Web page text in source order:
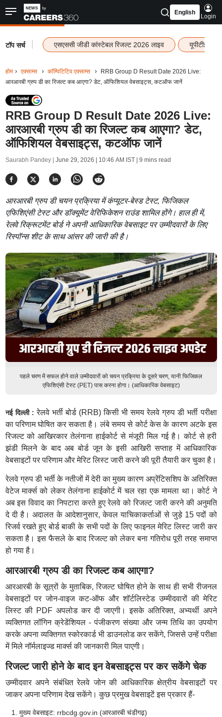
English
Login
टॉप सर्च एसएससी जीडी कांस्टेबल रिजल्ट 2026 लाइव यूपीटीईटी
होम एक्साम्स कॉम्पिटिटिव एक्साम्स
RRB Group D Result Date 2026 Live:
आरआरबी ग्रुप डी का रिजल्ट कब आएगा? डेट, ऑफिशियल वेबसाइट्स, कटऑफ जानें
RRB Group D Result Date 2026 Live:
आरआरबी ग्रुप डी का रिजल्ट कब आएगा? डेट,
ऑफिशियल वेबसाइट्स, कटऑफ जानें
Saurabh Pandey | June 29, 2026 | 10:46 AM IST| 9 mins read
आरआरबी ग्रुप डी चयन प्रक्रिया में कंप्यूटर-बेस्ड टेस्ट, फिजिकल
एफिशिएंसी टेस्ट और डॉक्यूमेंट वेरिफिकेशन राउंड शामिल होंगे। हाल ही में,
रेलवे रिक्रूटमेंट बोर्ड ने अपनी आधिकारिक वेबसाइट पर उम्मीदवारों के लिए
रिस्पॉन्स शीट के साथ आंसर की जारी की है।
पहले चरण में सफल होने वाले उम्मीदवारों को चयन प्रक्रिया के दूसरे चरण, यानी फिजिकल
एफिशिएंसी टेस्ट (PET) पास करना होगा। (आधिकारिक वेबसाइट)
नई दिल्ली : रेलवे भर्ती बोर्ड (RRB) किसी भी समय रेलवे ग्रुप डी भर्ती परीक्षा
का परिणाम घोषित कर सकता है। लंबे समय से कोर्ट केस के कारण अटके इस
रिजल्ट को आखिरकार तेलंगाना हाईकोर्ट से मंजूरी मिल गई है। कोर्ट से हरी
झंडी मिलने के बाद अब बोर्ड जून के इसी आखिरी सप्ताह में आधिकारिक
वेबसाइटों पर परिणाम और मेरिट लिस्ट जारी करने की पूरी तैयारी कर चुका है।
रेलवे ग्रुप डी भर्ती के नतीजों में देरी का मुख्य कारण अप्रेंटिसशिप के अतिरिक्त
वेटेज मार्क्स को लेकर तेलंगाना हाईकोर्ट में चल रहा एक मामला था। कोर्ट ने
अब इस विवाद का निपटारा करते हुए रेलवे को रिजल्ट जारी करने की अनुमति
दे दी है। अदालत के आदेशानुसार, केवल याचिकाकर्ताओं से जुड़े 15 पदों को
रिजर्व रखते हुए बोर्ड बाकी के सभी पदों के लिए फाइनल मेरिट लिस्ट जारी कर
सकता है। इस फैसले के बाद रिजल्ट को लेकर बना गतिरोध पूरी तरह समाप्त
हो गया है।
आरआरबी ग्रुप डी का रिजल्ट कब आएगा?
आरआरबी के सूत्रों के मुताबिक, रिजल्ट घोषित होने के साथ ही सभी रीजनल
वेबसाइटों पर जोन-वाइज कट-ऑफ और शॉर्टलिस्टेड उम्मीदवारों की मेरिट
लिस्ट की PDF अपलोड कर दी जाएगी। इसके अतिरिक्त, अभ्यर्थी अपने
व्यक्तिगत लॉगिन क्रेडेंशियल - पंजीकरण संख्या और जन्म तिथि का उपयोग
करके अपना व्यक्तिगत स्कोरकार्ड भी डाउनलोड कर सकेंगे, जिससे उन्हें परीक्षा
में मिले नॉर्मलाइज्ड मार्क्स की जानकारी मिल पाएगी।
रिजल्ट जारी होने के बाद इन वेबसाइट्स पर कर सकेंगे चेक
उम्मीदवार अपने संबंधित रेलवे जोन की आधिकारिक क्षेत्रीय वेबसाइटों पर
जाकर अपना परिणाम देख सकेंगे। कुछ प्रमुख वेबसाइटें इस प्रकार हैं-
मुख्य वेबसाइट: rrbcdg.gov.in (आरआरबी चंडीगढ़)